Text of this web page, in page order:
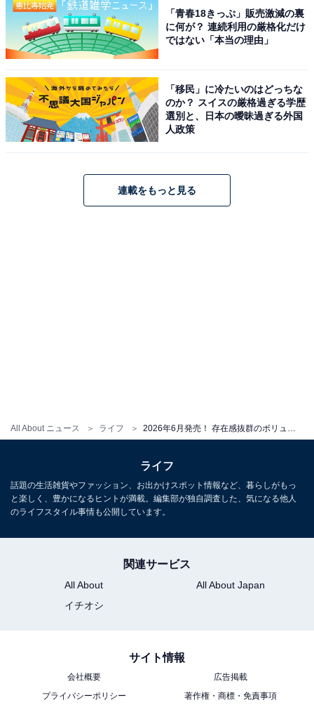
All About ニュース ライフ
Amazonで見る
2026年6月発売！ にゃんこたちがほわっと光る
「mofusand ライトマスコット」全4種が見逃せ
ない【最新ガチャ情報】
「青春18きっぷ」販売激減の裏
に何が？ 連続利用の厳格化だけ
ではない「本当の理由」
「移民」に冷たいのはどっちな
のか？ スイスの厳格過ぎる学歴
選別と、日本の曖昧過ぎる外国
人政策
連載をもっと見る
ライフ
話題の生活雑貨やファッション、お出かけスポット情報など、暮らしがもっ
と楽しく、豊かになるヒントが満載。編集部が独自調査した、気になる他人
のライフスタイル事情も公開しています。
関連サービス
All About
All About Japan
イチオシ
サイト情報
会社概要
広告掲載
プライバシーポリシー
著作権・商標・免責事項